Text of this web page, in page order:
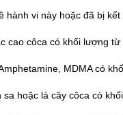
vi này hoặc đã bị
cao côca có khối lượng
MDMA có
hoặc lá cây côca có